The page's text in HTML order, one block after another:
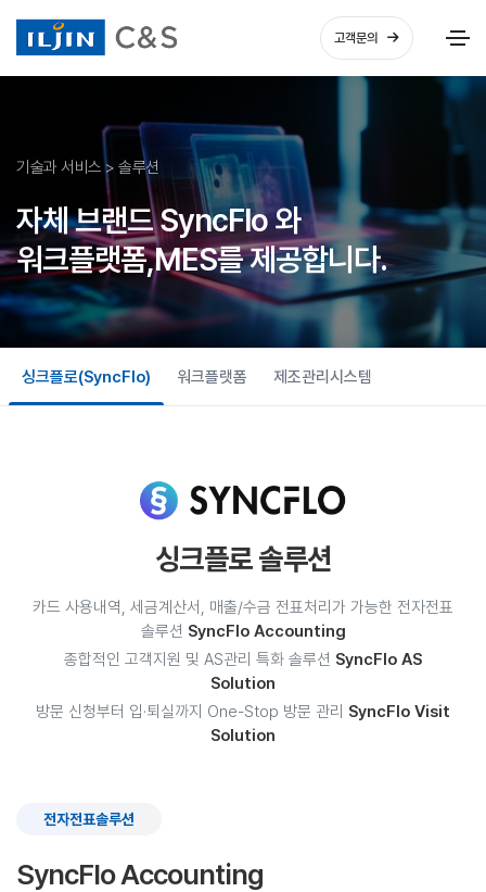
고객문의
기술과 서비스 > 솔루션
자체 브랜드 SyncFlo 와
워크플랫폼,MES를 제공합니다.
싱크플로(SyncFlo) 워크플랫폼 제조관리시스템
싱크플로 솔루션
카드 사용내역, 세금계산서, 매출/수금 전표처리가 가능한 전자전표
솔루션 SyncFlo Accounting
종합적인 고객지원 및 AS관리 특화 솔루션 SyncFlo AS
Solution
방문 신청부터 입·퇴실까지 One-Stop 방문 관리 SyncFlo Visit
Solution
전자전표솔루션
SyncFlo Accounting